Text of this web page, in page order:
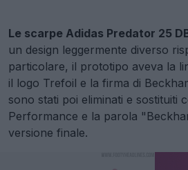
Le scarpe Adidas Predator 25
un design leggermente diverso
particolare, il prototipo aveva la
il logo Trefoil e la firma di
sono stati poi eliminati e sostituiti
Performance e la parola
versione finale.